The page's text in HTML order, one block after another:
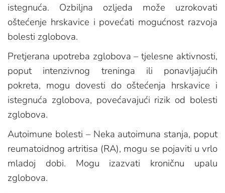
istegnuća. Ozbiljna ozljeda može uzrokovati
oštećenje hrskavice i povećati mogućnost razvoja
bolesti zglobova.
Pretjerana upotreba zglobova – tjelesne aktivnosti,
poput intenzivnog treninga ili ponavljajućih
pokreta, mogu dovesti do oštećenja hrskavice i
istegnuća zglobova, povećavajući rizik od bolesti
zglobova.
Autoimune bolesti – Neka autoimuna stanja, poput
reumatoidnog artritisa (RA), mogu se pojaviti u vrlo
mladoj dobi. Mogu izazvati kroničnu upalu
zglobova.